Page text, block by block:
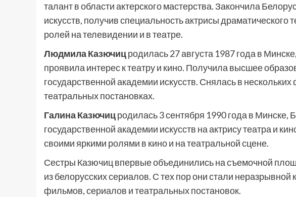
талант в области актерского мастерства. Закончила
искусств, получив специальность актрисы драматического
ролей на телевидении и в театре.
Людмила Казючицродилась 27 августа 1987 года в
проявила интерес к театру и кино. Получила высшее
государственной академии искусств. Снялась в
театральных постановках.
Галина Казючицродилась 3 сентября 1990 года в Минске,
государственной академии искусств на актрису театра и
своими яркими ролями в кино и на театральной сцене.
Сестры Казючиц впервые объединились на съемочной
из белорусских сериалов. С тех пор они стали
фильмов, сериалов и театральных постановок.